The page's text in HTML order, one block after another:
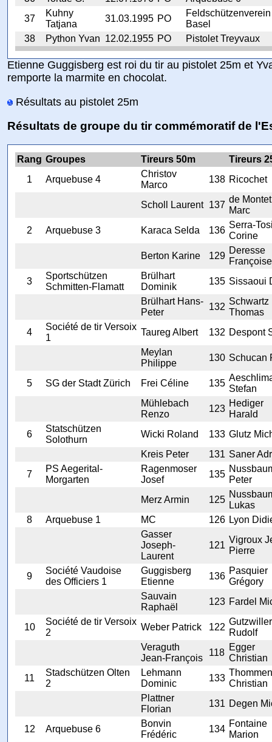
37
Kuhny
Tatjana
31.03.1995 PO
Feldschützenverein
Basel
38
Python Yvan 12.02.1955 PO Pistolet Treyvaux
Etienne Guggisberg est roi du tir au pistolet 25m et
remporte la marmite en chocolat.
Résultats au pistolet 25m
Résultats de groupe du tir commémoratif de
Rang Groupes Tireurs 50m
Tireurs
1
Arquebuse 4
Christov
Marco
138 Ricochet
Scholl Laurent 137
de Montet
Marc
2
Arquebuse 3 Karaca Selda 136
Serra-
Corine
Berton Karine
129
Deresse
Françoise
3
Sportschützen
Schmitten-Flamatt
Brülhart
Dominik
135 Sissaoui
Brülhart Hans-
Peter
132
Schwartz
Thomas
4
Société de tir Versoix
1
Taureg Albert 132 Despont
Meylan
Philippe
130 Schucan
5 SG der Stadt Zürich Frei Céline 135
Stefan
Mühlebach
Renzo
123
Hediger
Harald
6
Statschützen
Solothurn
Wicki Roland 133 Glutz
Kreis Peter
131 Saner
7
PS Aegerital-
Morgarten
Ragenmoser
Josef
135
Peter
Merz Armin
125
Lukas
8
Arquebuse 1 MC 126 Lyon
Gasser
Joseph-
Laurent
121
Vigroux
Pierre
9
Société Vaudoise
des Officiers 1
Guggisberg
Etienne
136
Pasquier
Grégory
Sauvain
Raphaël
123 Fardel
10
Société de tir Versoix
2
Weber Patrick 122
Gutzwiller
Rudolf
Veraguth
Jean-François
118
Egger
Christian
11
Stadschützen Olten
2
Lehmann
Dominic
133
Thommen
Christian
Plattner
Florian
131 Degen
12 Arquebuse 6
Bonvin
Frédéric
134
Fontaine
Marion